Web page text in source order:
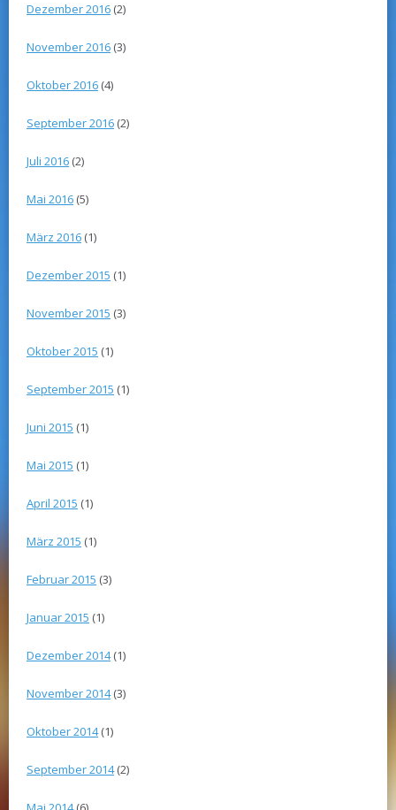
Dezember 2016 (2)
November 2016 (3)
Oktober 2016 (4)
September 2016 (2)
Juli 2016 (2)
Mai 2016 (5)
März 2016 (1)
Dezember 2015 (1)
November 2015 (3)
Oktober 2015 (1)
September 2015 (1)
Juni 2015 (1)
Mai 2015 (1)
April 2015 (1)
März 2015 (1)
Februar 2015 (3)
Januar 2015 (1)
Dezember 2014(1)
November 2014(3)
Oktober 2014(1)
September 2014(2)